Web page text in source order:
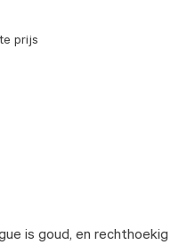
is goud, en rechthoekig
prijs